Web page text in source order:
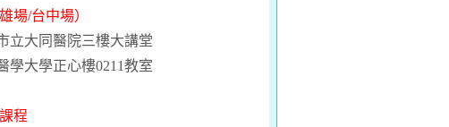
場/台中場）
立大同醫院三樓大講堂
學大學正心樓0211教室
程